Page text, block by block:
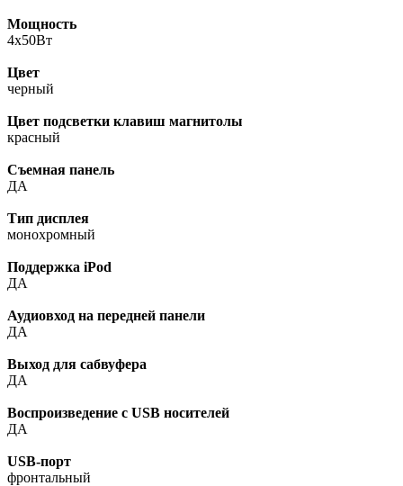
Мощность
4x50Вт
Цвет
черный
Цвет подсветки клавиш магнитолы
красный
Съемная панель
ДА
Тип дисплея
монохромный
Поддержка iPod
ДА
Аудиовход на передней панели
ДА
Выход для сабвуфера
ДА
Воспроизведение с USB носителей
ДА
USB-порт
фронтальный